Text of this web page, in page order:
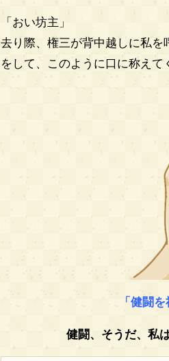
「おい坊主」
去り際、権三が背中越しに私
をして、このように口に称えて
「健闘
健闘、そうだ、私